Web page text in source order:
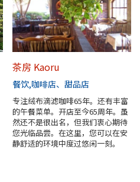
茶房 Kaoru
餐饮 咖啡店、甜品店
专注绒布滴滤咖啡65年。还有丰富
的午餐菜单。开店至今65周年。虽
然还不是很出名，但我们衷心期待
您光临品尝。在这里，您可以在安
静舒适的环境中度过悠闲一刻。